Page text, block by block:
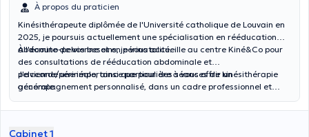
À propos du praticien
Kinésithérapeute diplômée de l'Université catholique de Louvain en
2025, je poursuis actuellement une spécialisation en rééducation
abdomino-pelvienne et en périnatalité.
À l'écoute de vos besoins, je vous accueille au centre Kiné&Co pour
des consultations de rééducation abdominale et
pelvienne/périnéale, ainsi que pour des séances de kinésithérapie
générale.
J'accorde une importance particulière à vous offrir un
accompagnement personnalisé, dans un cadre professionnel et
Cabinet 1